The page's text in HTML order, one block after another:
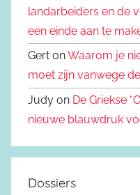
landarbeiders en de
een einde aan te
Gert onWaarom je
moet zijn vanwege
Judy on De Griekse
nieuwe blauwdruk
Dossiers